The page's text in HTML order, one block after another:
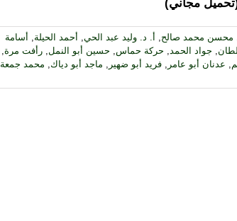
مجاني)
محسن محمد صالح أ. د. وليد عبد الحي أحمد الحيلة
أسامة
جواد الحمد حركة حماس حسين أبو النمل رأفت مرة
عدنان أبو عامر فريد أبو ضهير ماجد أبو دياك محمد جمعة